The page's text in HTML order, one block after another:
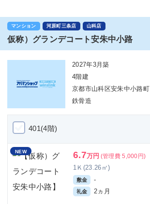
マンション 河原町三条店 山科店
仮称）グランデコート安朱中小路
2027年3月築
4階建
京都市山科区安朱中小路町
鉄骨造
401(4階)
NEW 6.7万円 (管理費 5,000円)
1Ｋ(23.26㎡)
敷金 -
礼金 2ヵ月